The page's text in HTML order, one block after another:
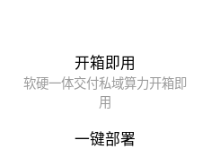
开箱即用
软硬一体交付私域算力开箱即
用
一键部署